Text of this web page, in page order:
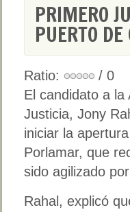
PRIMERO
PUERTO
Ratio:
/ 0
El candidato a
Justicia, Jony
iniciar la
Porlamar, que
sido agilizado
Rahal, explicó